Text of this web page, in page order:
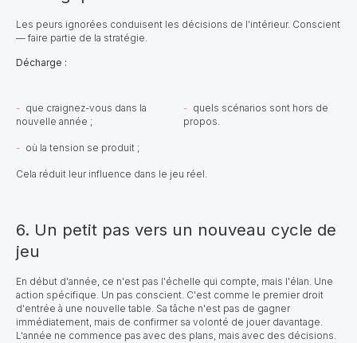
Les peurs ignorées conduisent les décisions de l'intérieur. Conscient
— faire partie de la stratégie.
Décharge :
que craignez-vous dans la
nouvelle année ;
où la tension se produit ;
quels scénarios sont hors de
propos.
Cela réduit leur influence dans le jeu réel.
6. Un petit pas vers un nouveau cycle de
jeu
En début d'année, ce n'est pas l'échelle qui compte, mais l'élan. Une
action spécifique. Un pas conscient. C'est comme le premier droit
d'entrée à une nouvelle table. Sa tâche n'est pas de gagner
immédiatement, mais de confirmer sa volonté de jouer davantage.
L'année ne commence pas avec des plans, mais avec des décisions.